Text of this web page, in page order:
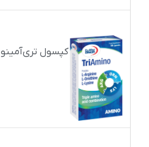
کپسول تری‌آمینو